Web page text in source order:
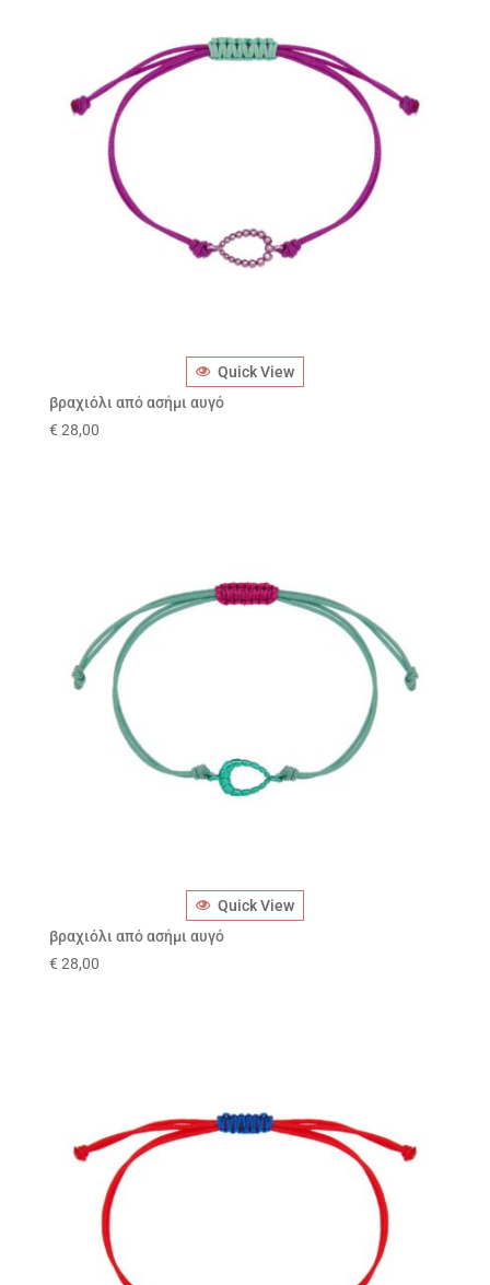
Quick View
βραχιόλι από ασήμι αυγό
€ 28,00
Quick View
βραχιόλι από ασήμι αυγό
€ 28,00